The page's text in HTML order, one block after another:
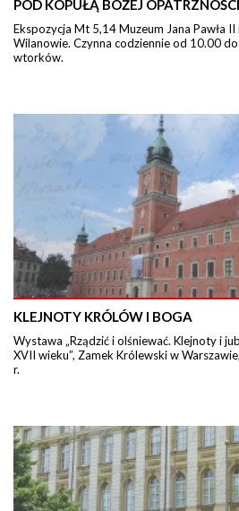
POD KOPUŁĄ BOŻEJ OPATRZNOŚCI
Ekspozycja Mt 5,14 Muzeum Jana Pawła
Wilanowie. Czynna codziennie od 10.00
wtorków.
KLEJNOTY KRÓLÓW I BOGA
Wystawa „Rządzić i olśniewać. Klejnoty i
XVII wieku”, Zamek Królewski w
r.